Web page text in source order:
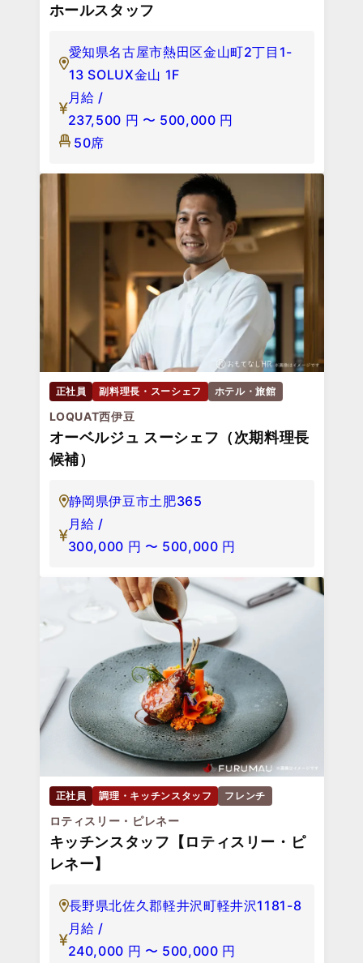
ホールスタッフ
愛知県名古屋市熱田区金山町2丁目1-
13 SOLUX金山 1F
月給 /
237,500 円 〜 500,000 円
50席
正社員 副料理長・スーシェフ ホテル・旅館
LOQUAT西伊豆
オーベルジュ スーシェフ（次期料理長
候補）
静岡県伊豆市土肥365
月給 /
300,000 円 〜 500,000 円
正社員 調理・キッチンスタッフ フレンチ
ロティスリー・ピレネー
キッチンスタッフ【ロティスリー・ピ
レネー】
長野県北佐久郡軽井沢町軽井沢1181-8
月給 /
240,000 円 〜 500,000 円